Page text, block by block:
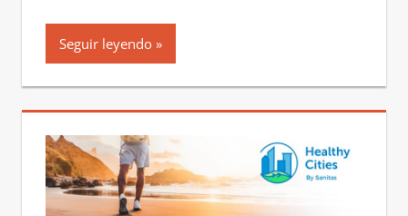
Seguir leyendo